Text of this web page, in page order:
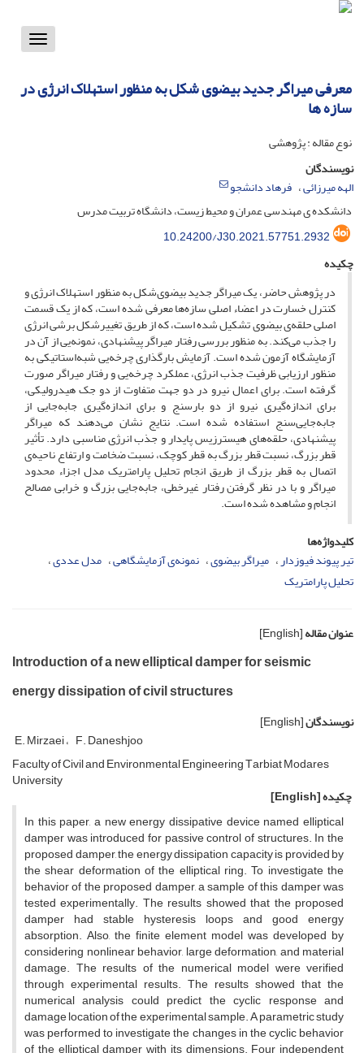
Toggle
معرفی میراگر جدید بیضوی شکل به منظور استهلاک انرژی در
سازه ها
نوع مقاله : پژوهشی
نویسندگان
الهه میرزائی فرهاد دانشجو
دانشکده ی مهندسی عمران و محیط زیست، دانشگاه تربیت مدرس
10.24200/J30.2021.57751.2932
چکیده
در پژوهش حاضر، یک میراگر جدید بیضوی‌شکل به منظور استهلاک انرژی و
کنترل خسارت در اعضاء اصلی سازه‌ها معرفی شده است، که از یک قسمت
اصلی حلقه‌ی بیضوی تشکیل شده است، که از طریق تغییرشکل برشی انرژی
را جذب می‌کند. به منظور بررسی رفتار میراگر پیشنهادی، نمونه‌یی از آن در
آزمایشگاه آزمون شده است. آزمایش بارگذاری چرخه‌یی شبه‌استاتیکی به
منظور ارزیابی ظرفیت جذب انرژی، عملکرد چرخه‌یی و رفتار میراگر صورت
گرفته است. برای اعمال نیرو در دو جهت متفاوت از دو جک هیدرولیکی،
برای اندازه‌گیری نیرو از دو بارسنج و برای اندازه‌گیری جابه‌جایی از
جابه‌جایی‌سنج استفاده شده است. نتایج نشان می‌دهند که میراگر
پیشنهادی، حلقه‌های هیسترزیس پایدار و جذب انرژی مناسبی دارد. تأثیر
قطر بزرگ، نسبت قطر بزرگ به قطر کوچک، نسبت ضخامت و ارتفاع ناحیه‌ی
اتصال به قطر بزرگ از طریق انجام تحلیل پارامتریک مدل اجزاء محدود
میراگر و با در نظر گرفتن رفتار غیرخطی، جابه‌جایی بزرگ و خرابی مصالح
انجام و مشاهده شده است.
کلیدواژه‌ها
تیر پیوند فیوزدار میراگر بیضوی نمونه‌ی آزمایشگاهی مدل عددی
تحلیل پارامتریک
عنوان مقاله[English]
Introduction of a new elliptical damper for seismic
energy dissipation of civil structures
نویسندگان[English]
E. Mirzaei F. Daneshjoo
F‌a‌c‌u‌l‌t‌y o‌f C‌i‌v‌i‌l a‌n‌d E‌n‌v‌i‌r‌o‌n‌m‌e‌n‌t‌a‌l E‌n‌g‌i‌n‌e‌e‌r‌i‌n‌g T‌a‌r‌b‌i‌a‌t M‌o‌d‌a‌r‌e‌s
U‌n‌i‌v‌e‌r‌s‌i‌t‌y
چکیده[English]
In this paper, a new energy dissipative device named elliptical
damper was introduced for passive control of structures. In the
proposed damper, the energy dissipation capacity is provided by
the shear deformation of the elliptical ring. To investigate the
behavior of the proposed damper, a sample of this damper was
tested experimentally. The results showed that the proposed
damper had stable hysteresis loops and good energy
absorption. Also, the finite element model was developed by
considering nonlinear behavior, large deformation, and material
damage. The results of the numerical model were verified
through experimental results. The results showed that the
numerical analysis could predict the cyclic response and
damage location of the experimental sample. A parametric study
was performed to investigate the changes in the cyclic behavior